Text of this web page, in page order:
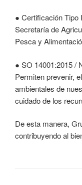
● Certificación Tipo
Secretaría de
Pesca y
● SO 14001:2015 /
Permiten prevenir,
ambientales de
cuidado de los
De esta manera,
contribuyendo al